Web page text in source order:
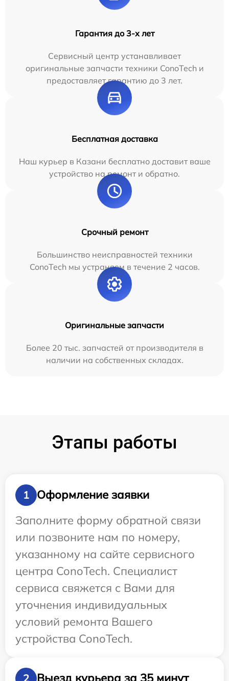
Гарантия до 3-х лет
Сервисный центр устанавливает
оригинальные запчасти техники ConoTech и
предоставляет гарантию до 3 лет.
Бесплатная доставка
Наш курьер в Казани бесплатно доставит ваше
устройство на ремонт и обратно.
Срочный ремонт
Большинство неисправностей техники
ConoTech мы устраняем в течение 2 часов.
Оригинальные запчасти
Более 20 тыс. запчастей от производителя в
наличии на собственных складах.
Этапы работы
1
Оформление заявки
Заполните форму обратной связи
или позвоните нам по номеру,
указанному на сайте сервисного
центра ConoTech. Специалист
сервиса свяжется с Вами для
уточнения индивидуальных
условий ремонта Вашего
устройства ConoTech.
2 Выезд курьера за 35 минут